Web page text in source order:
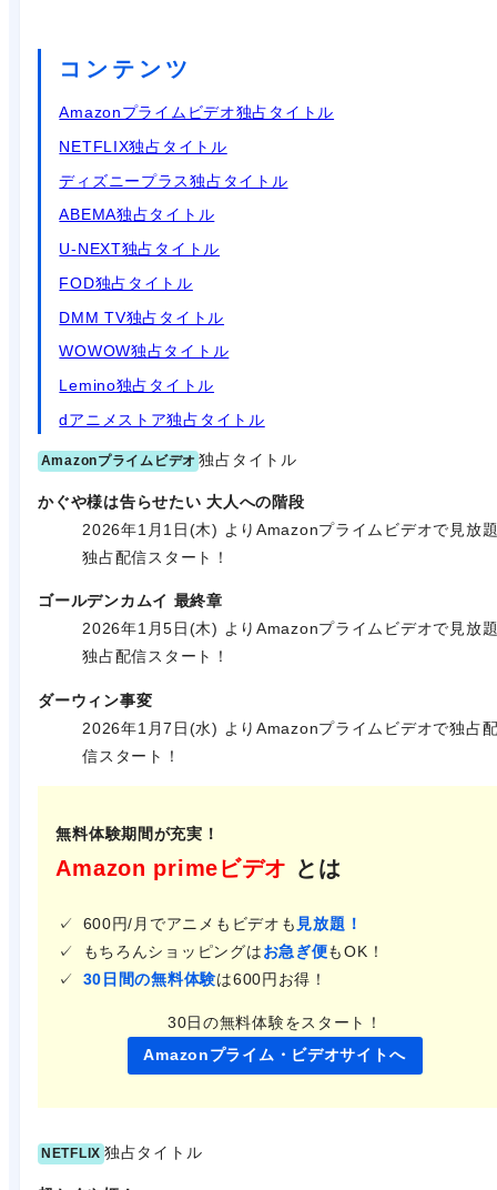
コンテンツ
Amazonプライムビデオ独占タイトル
NETFLIX独占タイトル
ディズニープラス独占タイトル
ABEMA独占タイトル
U-NEXT独占タイトル
FOD独占タイトル
DMM TV独占タイトル
WOWOW独占タイトル
Lemino独占タイトル
dアニメストア独占タイトル
Amazonプライムビデオ 独占タイトル
かぐや様は告らせたい 大人への階段
2026年1月1日(木) よりAmazonプライムビデオで見放
独占配信スタート！
ゴールデンカムイ 最終章
2026年1月5日(木) よりAmazonプライムビデオで見放
独占配信スタート！
ダーウィン事変
2026年1月7日(水) よりAmazonプライムビデオで独占
信スタート！
無料体験期間が充実！
Amazon primeビデオ とは
600円/月でアニメもビデオも 見放題！
もちろんショッピングはお急ぎ便もOK！
30日間の無料体験は600円お得！
30日の無料体験をスタート！
Amazonプライム・ビデオサイトへ
NETFLIX 独占タイトル